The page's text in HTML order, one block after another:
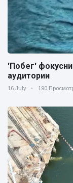
'Побег'
аудитории
16 July 190